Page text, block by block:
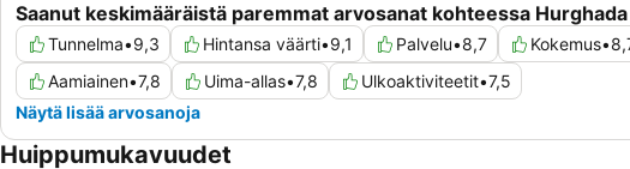
Saanut keskimääräistä paremmat arvosanat kohteessa Hurghada
Tunnelma•9,3 Hintansa väärti•9,1 Palvelu•8,7 Kokemus•
Aamiainen•7,8 Uima-allas•7,8 Ulkoaktiviteetit•7,5
Näytä lisää arvosanoja
Huippumukavuudet